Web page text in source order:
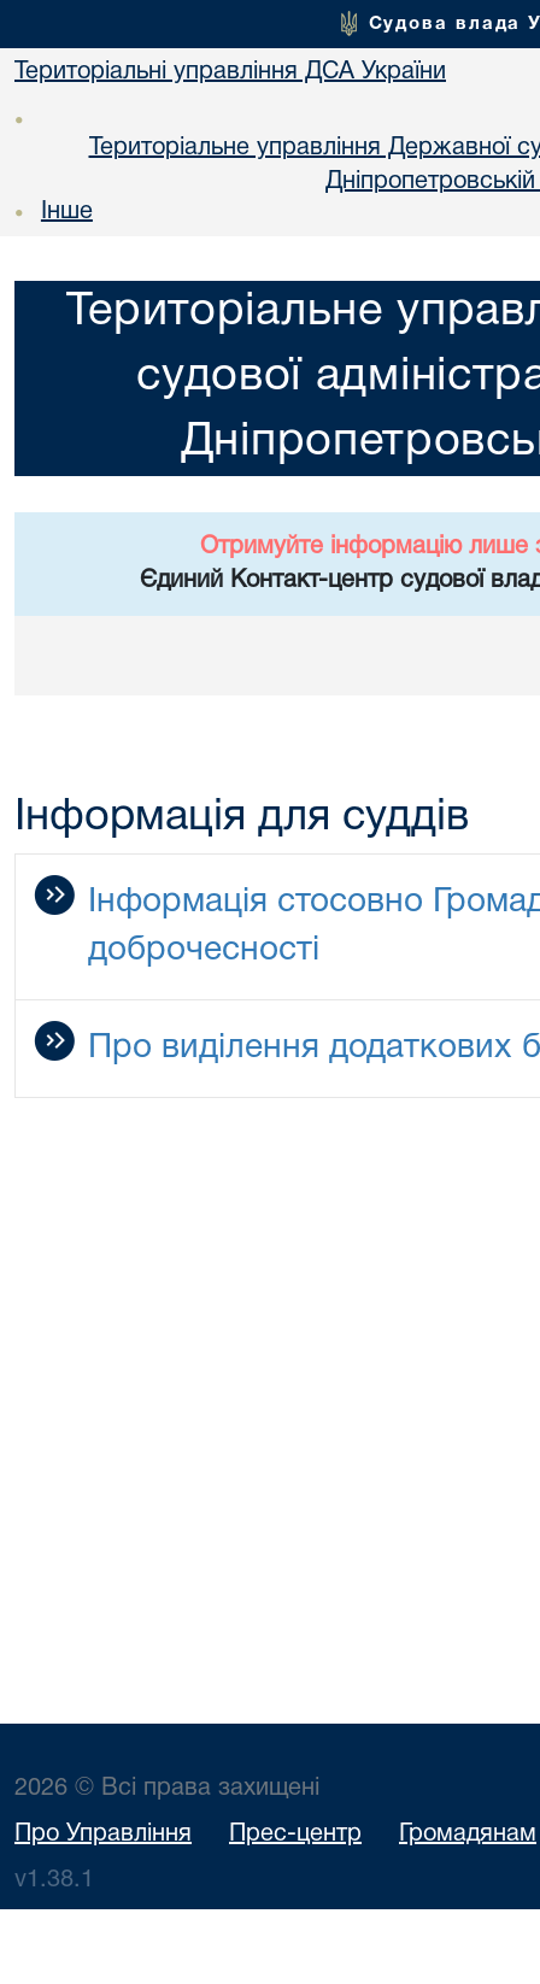
Судова влада
Територіальні управління ДСА України
•
Територіальне управління Державної
• Інше
Територіальне
судової
Отримуйте інформацію лише
Єдиний Контакт-центр судової
Інформація для суддів
Інформація стосовно
доброчесності
Про виділення додаткових
2026 © Всі права захищені
Про Управління Прес-центр Громадянам
v1.38.1